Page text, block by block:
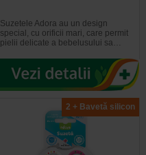
Suzetele Adora au un design
special, cu orificii mari, care permit
pielii delicate a bebelusului sa…
2 + Bavetă silicon